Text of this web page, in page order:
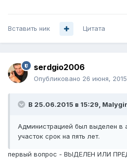
Вставить ник Цитата
serdgio2006
Опубликовано 26 июня, 2015
В 25.06.2015 в 15:29,
Администрацией был выделен в
участок срок на пять лет.
первый вопрос - ВЫДЕЛЕН ИЛИ